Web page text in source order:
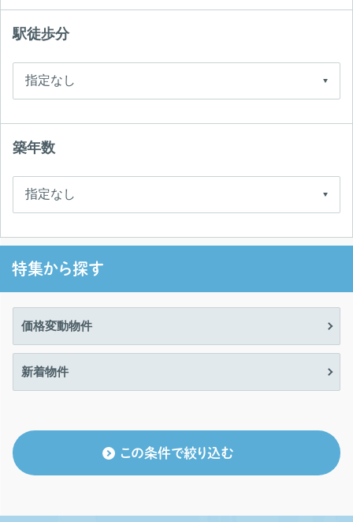
駅徒歩分
築年数
特集から探す
価格変動物件
新着物件
この条件で絞り込む